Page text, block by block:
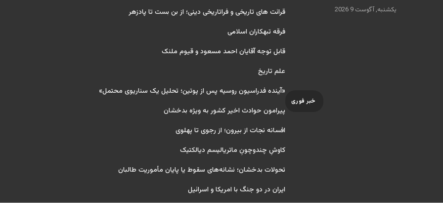
یکشنبه, آگوست 9 2026
خبر فوری
قرائت های تاریخی و فراتاریخی دینی؛ از بن بست تا پادزهر
فرقه تبهکاران اسلامی
قابل توجه آقایان احمد مسعود و قیوم ملنک
علم تاریخ
«آینده فدراسیون روسیه پس از پوتین؛ تحلیل یک سناریوی محتمل»
پیرامون حوادث اخیر کشور به ویژه بدخشان
افسانه نجات از بیرون؛ از رجوی تا پهلوی
کاوشِ چندو‌چونِ ماتریالیسم دیالکتیک
تحولات بدخشان؛ نشانه‌های سقوط یا پایان مأموریت طالبان
ایران در دو جنگ با امریکا و اسرائیل